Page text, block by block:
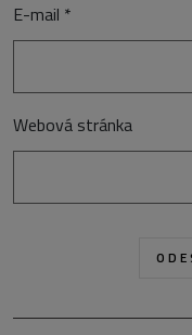
E-mail *
Webová stránka